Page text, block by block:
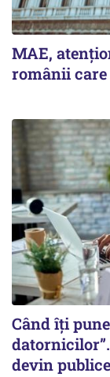
MAE,
românii
Când îți
devin publice